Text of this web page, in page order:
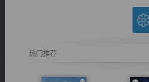
热门推荐